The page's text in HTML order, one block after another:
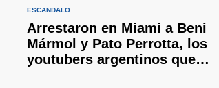
ESCÁNDALO
Arrestaron en Miami a Beni
Mármol y Pato Perrotta, los
youtubers argentinos que